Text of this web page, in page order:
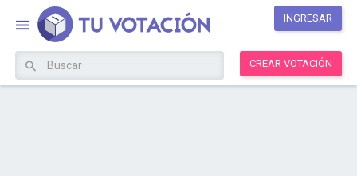
INGRESAR
CREAR VOTACIÓN